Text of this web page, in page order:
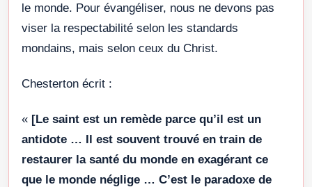
le monde. Pour évangéliser, nous ne devons pas
viser la respectabilité selon les standards
mondains, mais selon ceux du Christ.
Chesterton écrit :
« [Le saint est un remède parce qu’il est un
antidote … Il est souvent trouvé en train de
restaurer la santé du monde en exagérant ce
que le monde néglige … C’est le paradoxe de